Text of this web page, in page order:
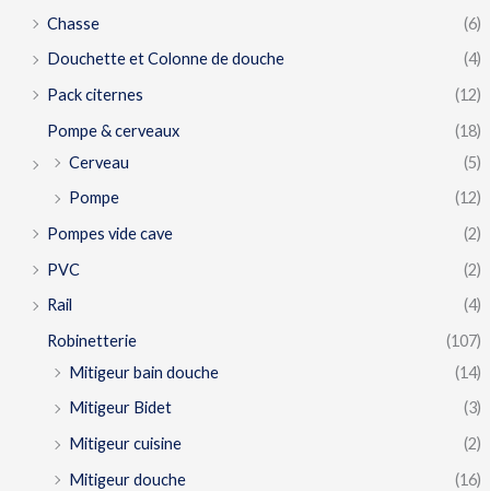
Chasse
(6)
Douchette et Colonne de douche
(4)
Pack citernes
(12)
Pompe & cerveaux
(18)
Cerveau
(5)
Pompe
(12)
Pompes vide cave
(2)
PVC
(2)
Rail
(4)
Robinetterie
(107)
Mitigeur bain douche
(14)
Mitigeur Bidet
(3)
Mitigeur cuisine
(2)
Mitigeur douche
(16)